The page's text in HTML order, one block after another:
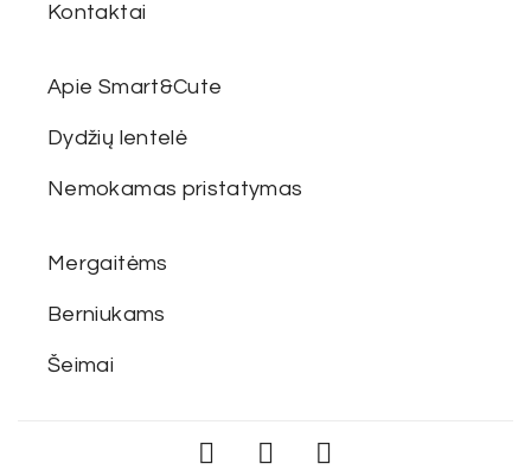
Kontaktai
Apie Smart&Cute
Dydžių lentelė
Nemokamas pristatymas
Mergaitėms
Berniukams
Šeimai